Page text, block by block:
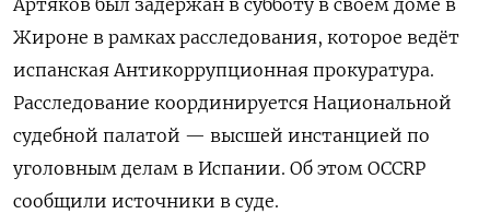
Жироне в рамках расследования, которое ведёт
испанская Антикоррупционная прокуратура.
Расследование координируется Национальной
судебной палатой — высшей инстанцией по
уголовным делам в Испании. Об этом OCCRP
сообщили источники в суде.